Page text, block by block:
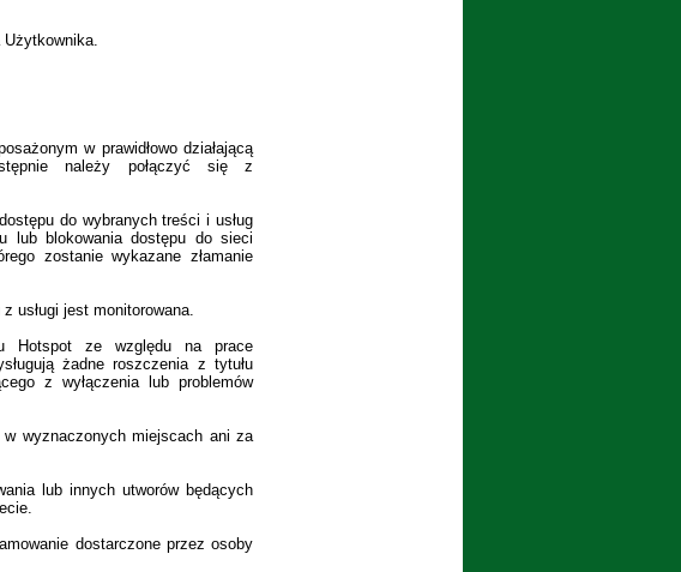
w prawidłowo działającą
należy połączyć się z
do wybranych treści i usług
lub blokowania dostępu do sieci
zostanie wykazane złamanie
usługi jest monitorowana.
Hotspot ze względu na prace
żadne roszczenia z tytułu
z wyłączenia lub problemów
wyznaczonych miejscach ani za
lub innych utworów będących
dostarczone przez osoby